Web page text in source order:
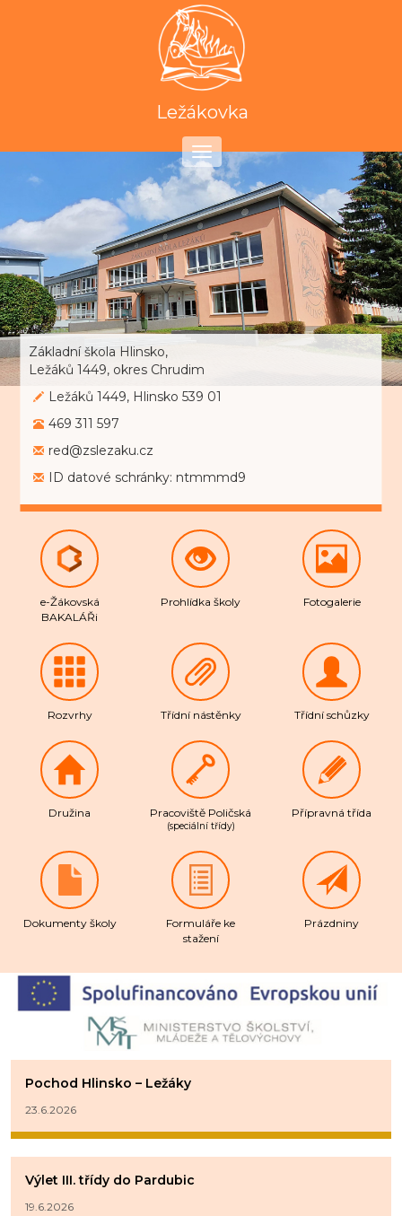
Ležákovka
Toggle
navigation
Základní škola Hlinsko,
Ležáků 1449, okres Chrudim
Ležáků 1449, Hlinsko 539 01
469 311 597
red@zslezaku.cz
ID datové schránky: ntmmmd9
e-Žákovská
BAKALÁŘi
Prohlídka školy Fotogalerie
Rozvrhy Třídní nástěnky Třídní schůzky
Družina Pracoviště Poličská
(speciální třídy)
Přípravná třída
Dokumenty školy
Formuláře ke
stažení
Prázdniny
Pochod Hlinsko – Ležáky
23.6.2026
Výlet III. třídy do Pardubic
19.6.2026